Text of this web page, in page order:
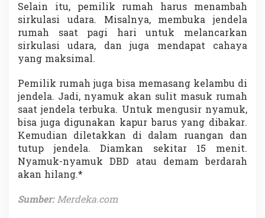
Selain itu, pemilik rumah harus menambah
sirkulasi udara. Misalnya, membuka jendela
rumah saat pagi hari untuk melancarkan
sirkulasi udara, dan juga mendapat cahaya
yang maksimal.
Pemilik rumah juga bisa memasang kelambu di
jendela. Jadi, nyamuk akan sulit masuk rumah
saat jendela terbuka. Untuk mengusir nyamuk,
bisa juga digunakan kapur barus yang dibakar.
Kemudian diletakkan di dalam ruangan dan
tutup jendela. Diamkan sekitar 15 menit.
Nyamuk-nyamuk DBD atau demam berdarah
akan hilang.*
Sumber:Merdeka.com